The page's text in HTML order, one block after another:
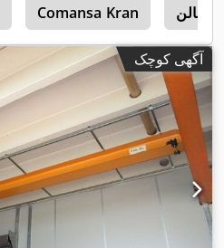
Comansa Kran سالن
آگهی کوچک